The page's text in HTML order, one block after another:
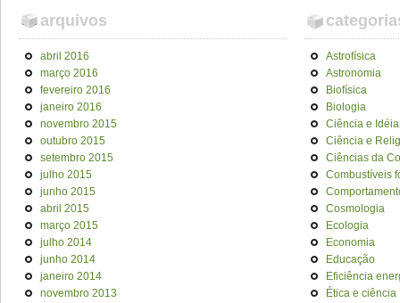
arquivos
abril 2016
março 2016
fevereiro 2016
janeiro 2016
novembro 2015
outubro 2015
setembro 2015
julho 2015
junho 2015
abril 2015
março 2015
julho 2014
junho 2014
janeiro 2014
novembro 2013
Astrofísica
Astronomia
Biofísica
Biologia
Ciência e
Ciência e
Ciências da
Combustíveis
Cosmologia
Ecologia
Economia
Educação
Eficiência
Ética e ciência